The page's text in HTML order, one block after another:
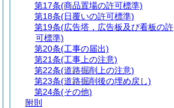
第17条(商品置場の許可標準)
第18条(日覆いの許可標準)
第19条(広告塔，広告板及び看板の許
可標準)
第20条(工事の届出)
第21条(工事上の注意)
第22条(道路掘削上の注意)
第23条(道路掘削後の埋め戻し)
第24条(その他)
附則